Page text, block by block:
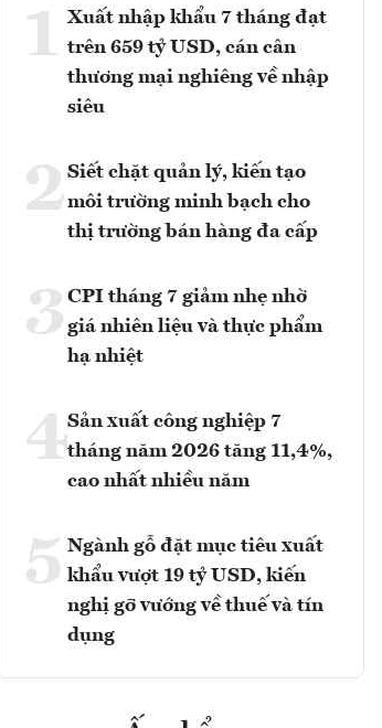
1 Xuất nhập khẩu 7 tháng đạt
trên 659 tỷ USD, cán cân
thương mại nghiêng về nhập
siêu
2Siết chặt quản lý, kiến tạo
môi trường minh bạch cho
thị trường bán hàng đa cấp
3 CPI tháng 7 giảm nhẹ nhờ
giá nhiên liệu và thực phẩm
hạ nhiệt
4Sản xuất công nghiệp 7
tháng năm 2026 tăng 11,4%,
cao nhất nhiều năm
5 Ngành gỗ đặt mục tiêu xuất
khẩu vượt 19 tỷ USD, kiến
nghị gỡ vướng về thuế và tín
dụng